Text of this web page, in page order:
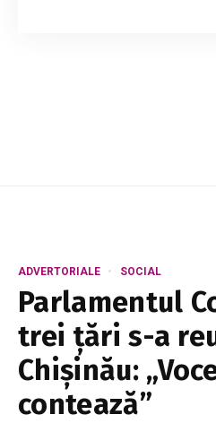
ADVERTORIALE SOCIAL
Parlamentul
trei țări s-a
Chișinău:
contează”